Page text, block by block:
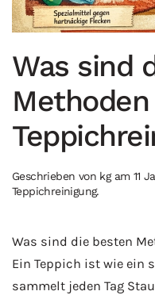
Was sind
Geschrieben von kgam 11
Teppichreinigung.
Was sind die besten
Ein Teppich ist wie ein
sammelt jeden Tag